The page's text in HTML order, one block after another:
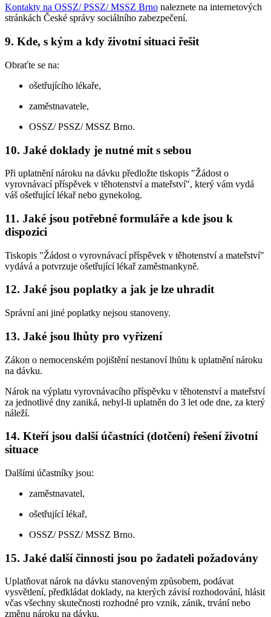
Kontakty na OSSZ/ PSSZ/ MSSZ Brno naleznete na internetových
stránkách České správy sociálního zabezpečení.
9. Kde, s kým a kdy životní situaci řešit
Obraťte se na:
ošetřujícího lékaře,
zaměstnavatele,
OSSZ/ PSSZ/ MSSZ Brno.
10. Jaké doklady je nutné mít s sebou
Při uplatnění nároku na dávku předložte tiskopis "Žádost o
vyrovnávací příspěvek v těhotenství a mateřství", který vám vydá
váš ošetřující lékař nebo gynekolog.
11. Jaké jsou potřebné formuláře a kde jsou k
dispozici
Tiskopis "Žádost o vyrovnávací příspěvek v těhotenství a mateřství"
vydává a potvrzuje ošetřující lékař zaměstnankyně.
12. Jaké jsou poplatky a jak je lze uhradit
Správní ani jiné poplatky nejsou stanoveny.
13. Jaké jsou lhůty pro vyřízení
Zákon o nemocenském pojištění nestanoví lhůtu k uplatnění nároku
na dávku.
Nárok na výplatu vyrovnávacího příspěvku v těhotenství a mateřství
za jednotlivé dny zaniká, nebyl-li uplatněn do 3 let ode dne, za který
náleží.
14. Kteří jsou další účastníci (dotčení) řešení životní
situace
Dalšími účastníky jsou:
zaměstnavatel,
ošetřující lékař,
OSSZ/ PSSZ/ MSSZ Brno.
15. Jaké další činnosti jsou po žadateli požadovány
Uplatňovat nárok na dávku stanoveným způsobem, podávat
vysvětlení, předkládat doklady, na kterých závisí rozhodování, hlásit
včas všechny skutečnosti rozhodné pro vznik, zánik, trvání nebo
změnu nároku na dávku.